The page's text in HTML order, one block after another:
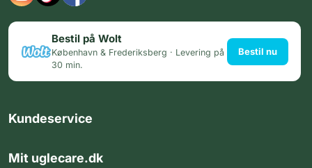
Bestil på Wolt
København & Frederiksberg · Levering på
30 min.
Bestil nu
Kundeservice
Mit uglecare.dk